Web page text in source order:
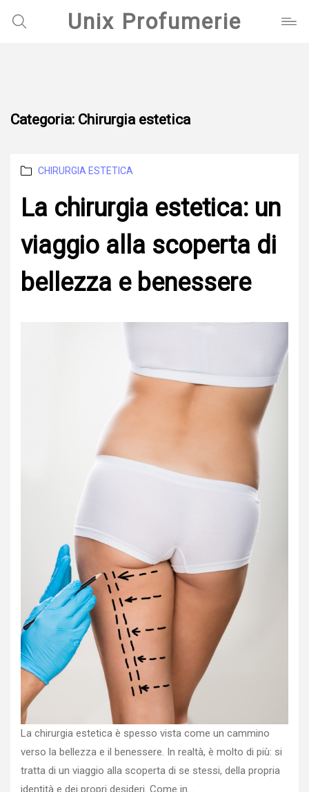
Unix Profumerie
Categoria: Chirurgia estetica
Categories
CHIRURGIA ESTETICA
La chirurgia estetica: un
viaggio alla scoperta di
bellezza e benessere
La chirurgia estetica è spesso vista come un cammino
verso la bellezza e il benessere. In realtà, è molto di più: si
tratta di un viaggio alla scoperta di se stessi, della propria
identità e dei propri desideri. Come in…